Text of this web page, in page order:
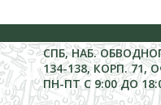
СПБ, НАБ.
134-138, КОРП. 71,
ПН-ПТ С 9:00 ДО